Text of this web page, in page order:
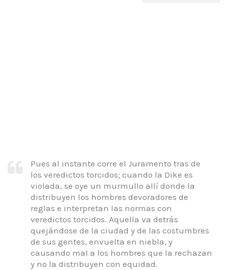
Pues al instante corre el Juramento tras de
los veredictos torcidos; cuando la Dike es
violada, se oye un murmullo allí donde la
distribuyen los hombres devoradores de
reglas e interpretan las normas con
veredictos torcidos. Aquella va detrás
quejándose de la ciudad y de las costumbres
de sus gentes, envuelta en niebla, y
causando mal a los hombres que la rechazan
y no la distribuyen con equidad.